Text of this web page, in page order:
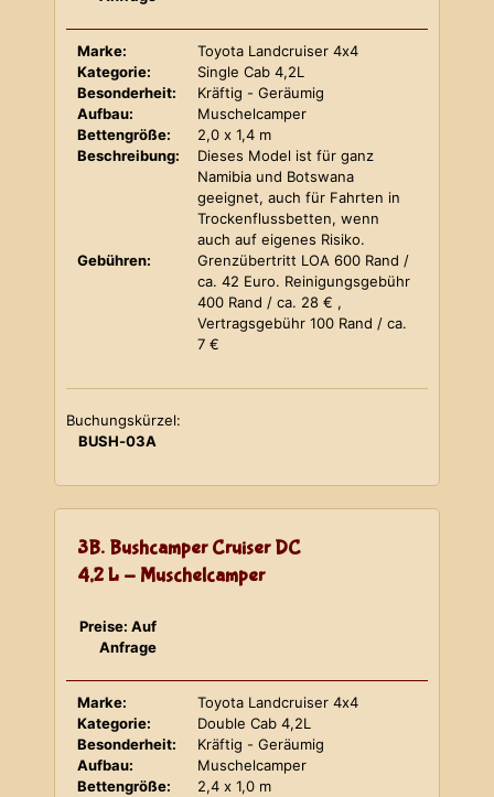
Marke:
Toyota Landcruiser 4x4
Kategorie:
Single Cab 4,2L
Besonderheit:
Kräftig - Geräumig
Aufbau:
Muschelcamper
Bettengröße:
2,0 x 1,4 m
Beschreibung:
Dieses Model ist für ganz
Namibia und Botswana
geeignet, auch für Fahrten in
Trockenflussbetten, wenn
auch auf eigenes Risiko.
Gebühren:
Grenzübertritt LOA 600 Rand /
ca. 42 Euro. Reinigungsgebühr
400 Rand / ca. 28 € ,
Vertragsgebühr 100 Rand / ca.
7 €
Buchungskürzel:
BUSH-03A
3B. Bushcamper Cruiser DC
4,2 L - Muschelcamper
Preise: Auf
Anfrage
Marke:
Toyota Landcruiser 4x4
Kategorie:
Double Cab 4,2L
Besonderheit:
Kräftig - Geräumig
Aufbau:
Muschelcamper
Bettengröße:
2,4 x 1,0 m